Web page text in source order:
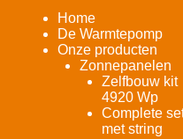
Home
De Warmtepomp
Onze producten
Zonnepanelen
Zelfbouw kit
4920 Wp
Complete
met string